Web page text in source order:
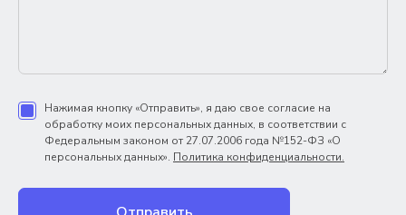
Нажимая кнопку «Отправить», я даю свое согласие на
обработку моих персональных данных, в соответствии с
Федеральным законом от 27.07.2006 года №152-ФЗ «О
персональных данных». Политика конфиденциальности.